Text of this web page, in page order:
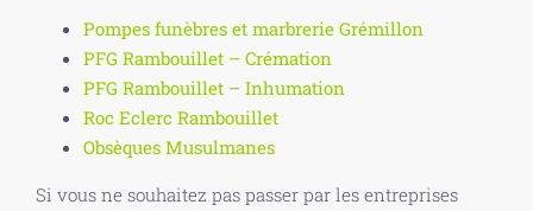
Pompes funèbres et marbrerie Grémillon
PFG Rambouillet – Crémation
PFG Rambouillet – Inhumation
Roc Eclerc Rambouillet
Obsèques Musulmanes
Si vous ne souhaitez pas passer par les entreprises